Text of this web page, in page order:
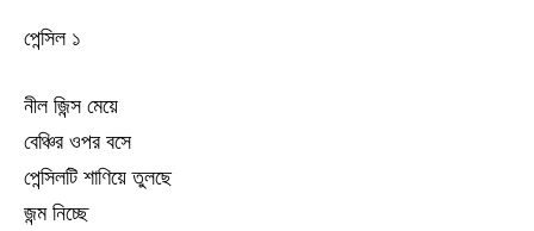
পেন্সিল ১
নীল জিন্স মেয়ে
বেঞ্চির ওপর বসে
পেন্সিলটি শাণিয়ে তুলছে
জন্ম নিচ্ছে